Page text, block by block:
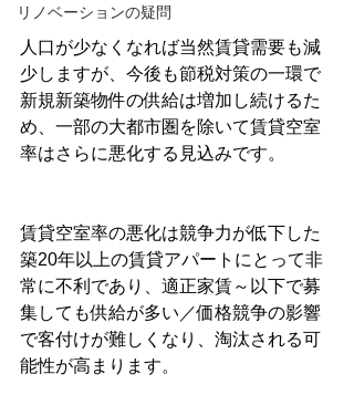
リノベーションの疑問
人口が少なくなれば当然賃貸需要も減
少しますが、今後も節税対策の一環で
新規新築物件の供給は増加し続けるた
め、一部の大都市圏を除いて賃貸空室
率はさらに悪化する見込みです。
賃貸空室率の悪化は競争力が低下した
築20年以上の賃貸アパートにとって非
常に不利であり、適正家賃～以下で募
集しても供給が多い／価格競争の影響
で客付けが難しくなり、淘汰される可
能性が高まります。